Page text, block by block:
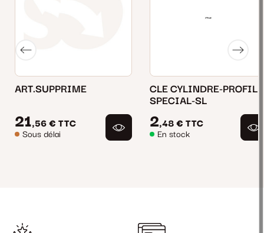
ART.SUPPRIME
21,56 € TTC
Sous délai
CLE CYLINDRE-PROFIL
SPECIAL-SL
2,48 € TTC
En stock